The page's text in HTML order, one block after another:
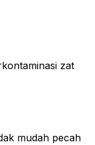
zat
mudah pecah